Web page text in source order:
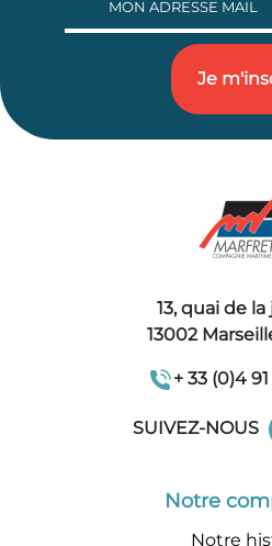
13, quai de
13002
+ 33 (0)4
SUIVEZ-NOUS
Notre
Notre